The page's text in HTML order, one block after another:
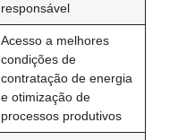
responsável
Acesso a melhores
condições de
contratação de energia
e otimização de
processos produtivos